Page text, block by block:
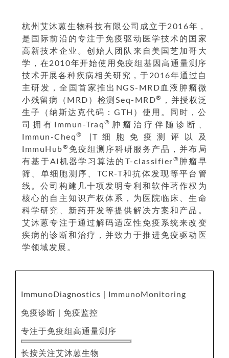
杭州艾沐蒽生物科技有限公司成立于2016年，
是国际前沿的专注于免疫驱动医学技术的国家
高新技术企业。创始人团队来自美国芝加哥大
学，在2010年开始使用免疫组基因高通量测序
技术开展各种疾病相关研究，于2016年通过自
主研发，全国首家推出NGS-MRD血液肿瘤微
小残留病（MRD）检测Seq-MRD®
，并授权泛
生子（纳斯达克代码：GTH）使用。同时，公
司拥有Immun-Traq® 肿瘤治疗伴随诊断、
Immun-Cheq®
|T细胞免疫测评以及
ImmuHub® 免疫组测序科研服务产品，并布局
有基于AI机器学习算法的T-classifier® 肿瘤早
筛、单细胞测序、TCR-T和抗体发现等平台管
线。公司构建几十项发明专利和软件著作权为
核心的自主知识产权体系，为医院临床、生命
科学研究、新药开发等提供解决方案和产品。
艾沐蒽专注于通过解码适应性免疫系统来改变
疾病的诊断和治疗，并致力于推进免疫驱动医
学领域发展。
ImmunoDiagnostics | ImmunoMonitoring
免疫诊断 | 免疫监控
专注于免疫组高通量测序
长按关注艾沐蒽生物